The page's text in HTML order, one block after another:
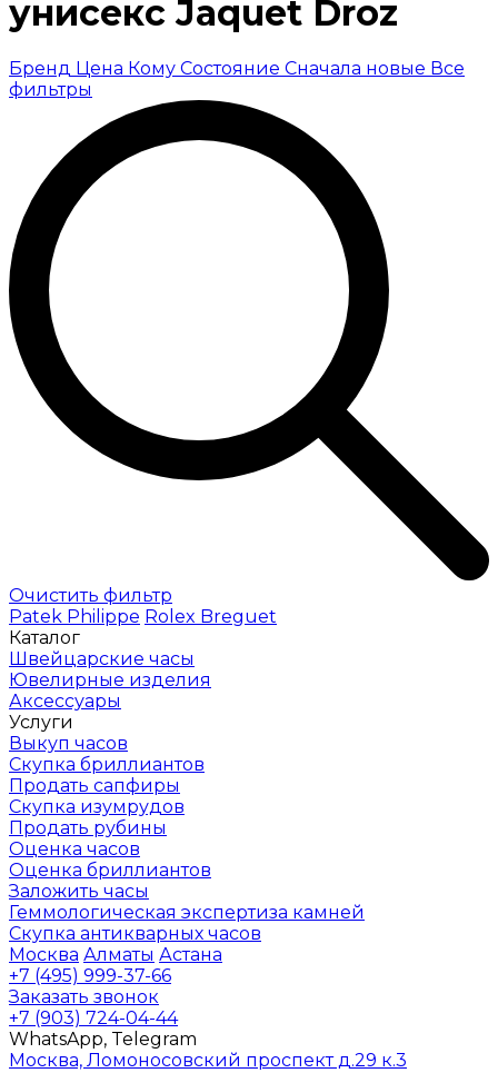
унисекс Jaquet Droz
Бренд Цена Кому Состояние Сначала новые Все
фильтры
Очистить фильтр
Patek Philippe Rolex Breguet
Каталог
Швейцарские часы
Ювелирные изделия
Аксессуары
Услуги
Выкуп часов
Скупка бриллиантов
Продать сапфиры
Скупка изумрудов
Продать рубины
Оценка часов
Оценка бриллиантов
Заложить часы
Геммологическая экспертиза камней
Скупка антикварных часов
Москва Алматы Астана
+7 (495) 999-37-66
Заказать звонок
+7 (903) 724-04-44
WhatsApp, Telegram
Москва, Ломоносовский проспект д.29 к.3